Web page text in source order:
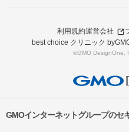
利用規約運営会社
best choice クリニック
©GMO DesignOne,
GMOインターネットグループのセ